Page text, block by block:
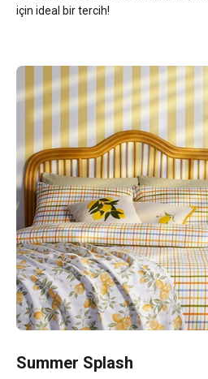
için ideal bir tercih!
Summer Splash